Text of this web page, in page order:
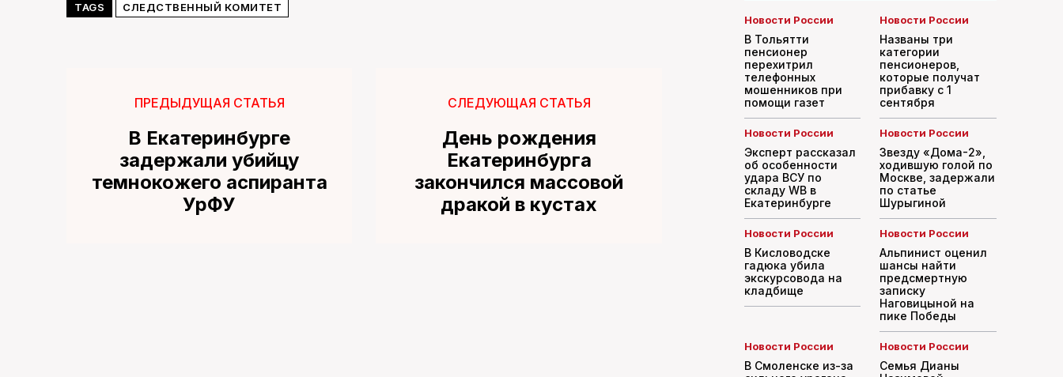
TAGS СЛЕДСТВЕННЫЙ КОМИТЕТ
ПРЕДЫДУЩАЯ СТАТЬЯ
В Екатеринбурге
задержали убийцу
темнокожего аспиранта
УрФУ
СЛЕДУЮЩАЯ СТАТЬЯ
День рождения
Екатеринбурга
закончился массовой
дракой в кустах
Новости России
В Тольятти
пенсионер
перехитрил
телефонных
мошенников при
помощи газет
Новости России
Названы три
категории
пенсионеров,
которые получат
прибавку с 1
сентября
Новости России
Эксперт рассказал
об особенности
удара ВСУ по
складу WB в
Екатеринбурге
Новости России
Звезду «Дома-2»,
ходившую голой по
Москве, задержали
по статье
Шурыгиной
Новости России
В Кисловодске
гадюка убила
экскурсовода на
кладбище
Новости России
Альпинист оценил
шансы найти
предсмертную
записку
Наговицыной на
пике Победы
Новости России
В Смоленске из-за
Новости России
Семья Дианы